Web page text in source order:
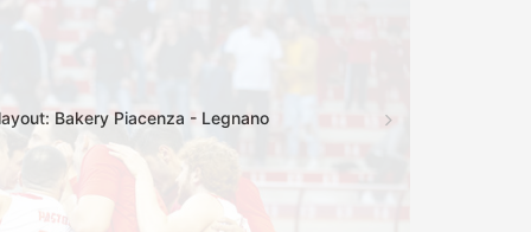
Bakery Piacenza - Legnano